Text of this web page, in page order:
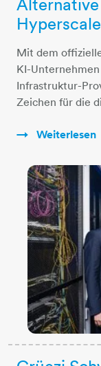
Mit dem
KI-
Infrastruktur-
Zeichen für die
Weiterlesen